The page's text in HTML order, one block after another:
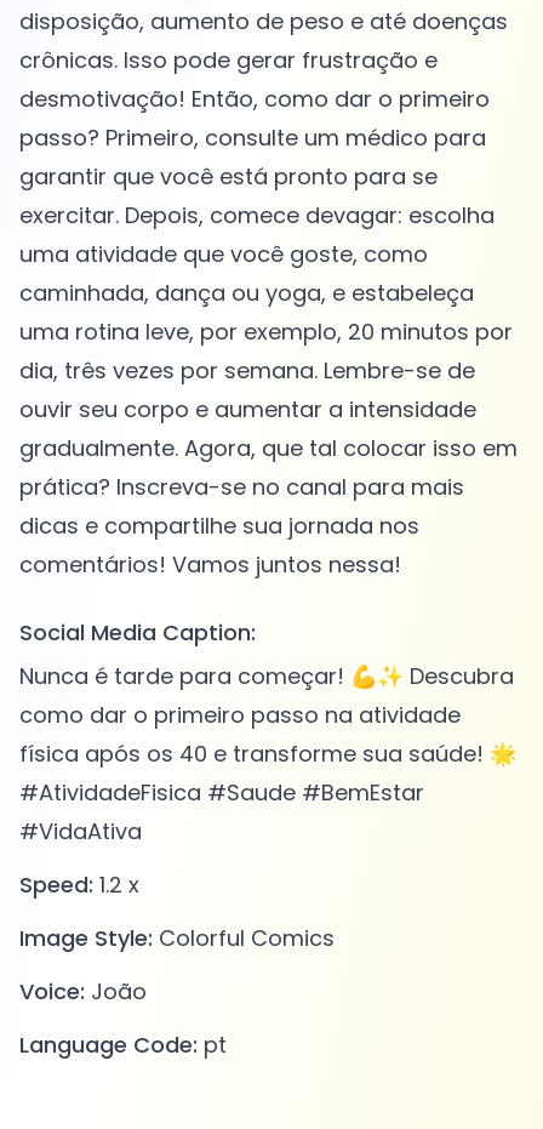
disposição, aumento de peso e até doenças
crônicas. Isso pode gerar frustração e
desmotivação! Então, como dar o primeiro
passo? Primeiro, consulte um médico para
garantir que você está pronto para se
exercitar. Depois, comece devagar: escolha
uma atividade que você goste, como
caminhada, dança ou yoga, e estabeleça
uma rotina leve, por exemplo, 20 minutos por
dia, três vezes por semana. Lembre-se de
ouvir seu corpo e aumentar a intensidade
gradualmente. Agora, que tal colocar isso em
prática? Inscreva-se no canal para mais
dicas e compartilhe sua jornada nos
Social Media Caption:
Nunca é tarde para começar! 💪✨ Descubra
como dar o primeiro passo na atividade
física após os 40 e transforme sua saúde! 🌟
#AtividadeFisica #Saude #BemEstar
#VidaAtiva
Speed: 1.2 x
Image Style: Colorful Comics
Voice: João
Language Code: pt